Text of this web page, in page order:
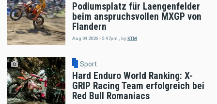
Podiumsplatz für Laengenfelder
beim anspruchsvollen MXGP von
Flandern
Aug 04 2026 - 5:47pm byKTM
Sport
Hard Enduro World Ranking: X-
GRIP Racing Team erfolgreich bei
Red Bull Romaniacs